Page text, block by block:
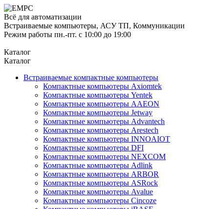
Всё для автоматизации
Встраиваемые компьютеры, АСУ ТП, Коммуникации
Режим работы пн.-пт. с 10:00 до 19:00
Каталог
Каталог
Встраиваемые компактные компьютеры
Компактные компьютеры Axiomtek
Компактные компьютеры Yentek
Компактные компьютеры AAEON
Компактные компьютеры Jetway
Компактные компьютеры Advantech
Компактные компьютеры Arestech
Компактные компьютеры INNOAIOT
Компактные компьютеры DFI
Компактные компьютеры NEXCOM
Компактные компьютеры Adlink
Компактные компьютеры ARBOR
Компактные компьютеры ASRock
Компактные компьютеры Avalue
Компактные компьютеры Cincoze